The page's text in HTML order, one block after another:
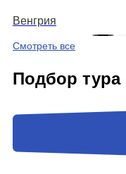
Венгрия
Смотреть все
Подбор тура